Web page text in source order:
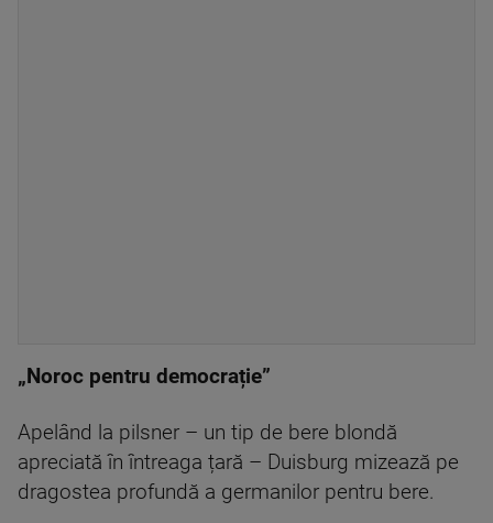
„Noroc pentru democrație”
Apelând la pilsner – un tip de bere blondă
apreciată în întreaga țară – Duisburg mizează pe
dragostea profundă a germanilor pentru bere.